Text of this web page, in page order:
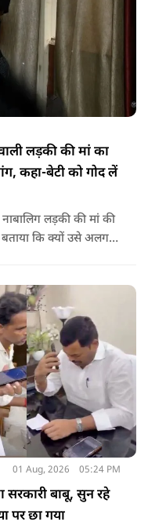
लड़की की मां का
कहा-बेटी को गोद लें
लड़की की मां की
कि क्यों उसे अलग
01 Aug, 2026 05:24 PM
सरकारी बाबू, सुन रहे
पर छा गया